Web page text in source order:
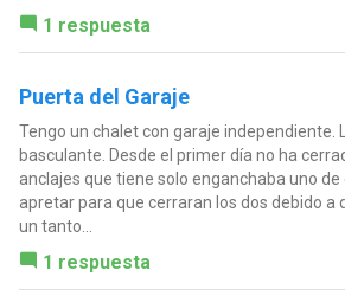
1 respuesta
Puerta del Garaje
Tengo un chalet con garaje independiente.
basculante. Desde el primer día no ha
anclajes que tiene solo enganchaba uno de
apretar para que cerraran los dos debido a
un tanto...
1 respuesta